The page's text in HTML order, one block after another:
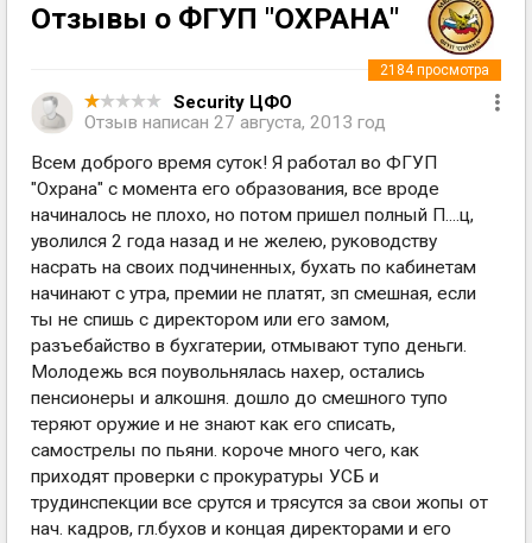
Отзывы о ФГУП "ОХРАНА"
Security ЦФО
Отзыв написан 27 августа, 2013 год
2184просмотра
Всем доброго время суток! Я работал во ФГУП
"Охрана" с момента его образования, все вроде
начиналось не плохо, но потом пришел полный П....ц,
уволился 2 года назад и не желею, руководству
насрать на своих подчиненных, бухать по кабинетам
начинают с утра, премии не платят, зп смешная, если
ты не спишь с директором или его замом,
разъебайство в бухгатерии, отмывают тупо деньги.
Молодежь вся поувольнялась нахер, остались
пенсионеры и алкошня. дошло до смешного тупо
теряют оружие и не знают как его списать,
самострелы по пьяни. короче много чего, как
приходят проверки с прокуратуры УСБ и
трудинспекции все срутся и трясутся за свои жопы от
нач. кадров, гл.бухов и концая директорами и его